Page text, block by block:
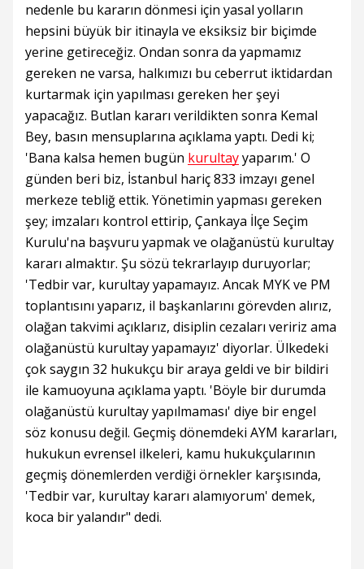
nedenle bu kararın dönmesi için yasal yolların
hepsini büyük bir itinayla ve eksiksiz bir biçimde
yerine getireceğiz. Ondan sonra da yapmamız
gereken ne varsa, halkımızı bu ceberrut iktidardan
kurtarmak için yapılması gereken her şeyi
yapacağız. Butlan kararı verildikten sonra Kemal
Bey, basın mensuplarına açıklama yaptı. Dedi ki;
'Bana kalsa hemen bugün kurultayyaparım.' O
günden beri biz, İstanbul hariç 833 imzayı genel
merkeze tebliğ ettik. Yönetimin yapması gereken
şey; imzaları kontrol ettirip, Çankaya İlçe Seçim
Kurulu'na başvuru yapmak ve olağanüstü kurultay
kararı almaktır. Şu sözü tekrarlayıp duruyorlar;
'Tedbir var, kurultay yapamayız. Ancak MYK ve PM
toplantısını yaparız, il başkanlarını görevden alırız,
olağan takvimi açıklarız, disiplin cezaları veririz ama
olağanüstü kurultay yapamayız' diyorlar. Ülkedeki
çok saygın 32 hukukçu bir araya geldi ve bir bildiri
ile kamuoyuna açıklama yaptı. 'Böyle bir durumda
olağanüstü kurultay yapılmaması' diye bir engel
söz konusu değil. Geçmiş dönemdeki AYM kararları,
hukukun evrensel ilkeleri, kamu hukukçularının
geçmiş dönemlerden verdiği örnekler karşısında,
'Tedbir var, kurultay kararı alamıyorum' demek,
koca bir yalandır" dedi.